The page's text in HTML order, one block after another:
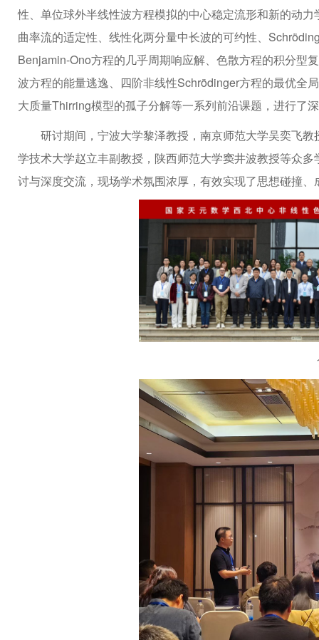
性、单位球外半线性波方程模拟的中心稳定流形和新的动
曲率流的适定性、线性化两分量中长波的可约性、
Benjamin-Ono方程的几乎周期响应解、色散方程的积分型
波方程的能量逃逸、四阶非线性Schrödinger方程的最优全
大质量Thirring模型的孤子分解等一系列前沿课题，进行了
研讨期间，宁波大学黎泽教授，南京师范大学吴奕飞
学技术大学赵立丰副教授，陕西师范大学窦井波教授等众
讨与深度交流，现场学术氛围浓厚，有效实现了思想碰撞